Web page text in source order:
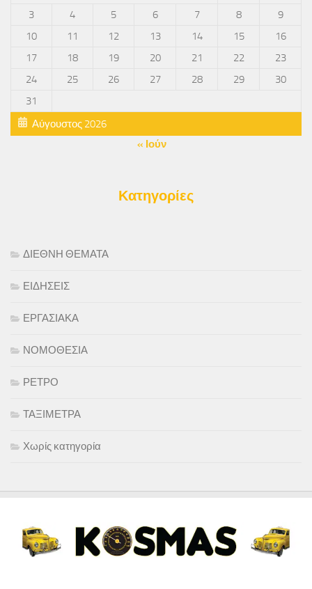
Αύγουστος 2026
3
4 5 6 7 8
9
10
11 12 13 14 15
16
17
18 19 20 21 22
23
24
25 26 27 28 29
30
31
« Ιούν
Κατηγορίες
ΔΙΕΘΝΗ ΘΕΜΑΤΑ
ΕΙΔΗΣΕΙΣ
ΕΡΓΑΣΙΑΚΑ
ΝΟΜΟΘΕΣΙΑ
ΡΕΤΡΟ
ΤΑΞΙΜΕΤΡΑ
Χωρίς κατηγορία